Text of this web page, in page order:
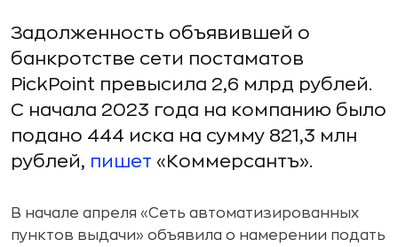
Задолженность объявившей о
банкротстве сети постаматов
PickPoint превысила 2,6 млрд рублей.
С начала 2023 года на компанию было
подано 444 иска на сумму 821,3 млн
рублей, пишет «Коммерсантъ».
В начале апреля «Сеть автоматизированных
пунктов выдачи» объявила о намерении подать